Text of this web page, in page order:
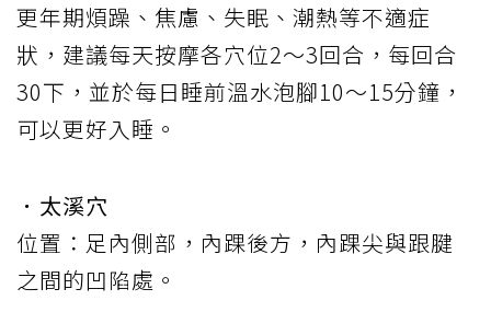
更年期煩躁、焦慮、失眠、潮熱等不適症
狀，建議每天按摩各穴位2～3回合，每回合
30下，並於每日睡前溫水泡腳10～15分鐘，
可以更好入睡。
．太溪穴
位置：足內側部，內踝後方，內踝尖與跟腱
之間的凹陷處。